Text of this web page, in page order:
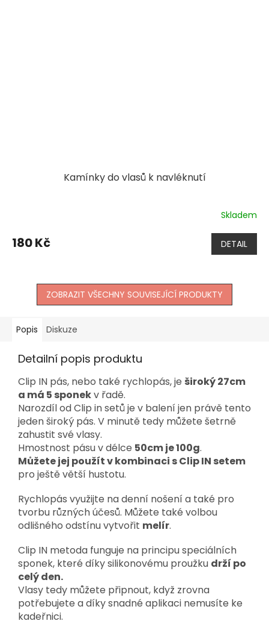
Kamínky do vlasů k navléknutí
Skladem
180 Kč DETAIL
ZOBRAZIT VŠECHNY SOUVISEJÍCÍ PRODUKTY
Popis Diskuze
Detailní popis produktu
Clip IN pás, nebo také rychlopás, je široký 27cm
a má 5 sponekv řadě.
Narozdíl od Clip in setů je v balení jen právě tento
jeden široký pás. V minutě tedy můžete šetrně
zahustit své vlasy.
Hmostnost pásu v délce 50cm je 100g.
Můžete jej použít v kombinaci s Clip IN setem
pro ještě větší hustotu.
Rychlopás využijte na denní nošení a také pro
tvorbu různých účesů. Můžete také volbou
odlišného odstínu vytvořit melír.
Clip IN metoda funguje na principu speciálních
sponek, které díky silikonovému proužku drží po
celý den.
Vlasy tedy můžete připnout, když zrovna
potřebujete a díky snadné aplikaci nemusíte ke
kadeřnici.